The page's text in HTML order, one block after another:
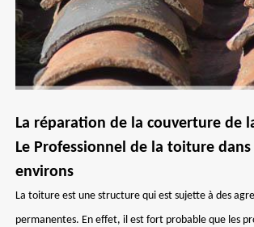
La réparation de la couverture de
Le Professionnel de la toiture
environs
La toiture est une structure qui est sujette à des
permanentes. En effet, il est fort probable que les